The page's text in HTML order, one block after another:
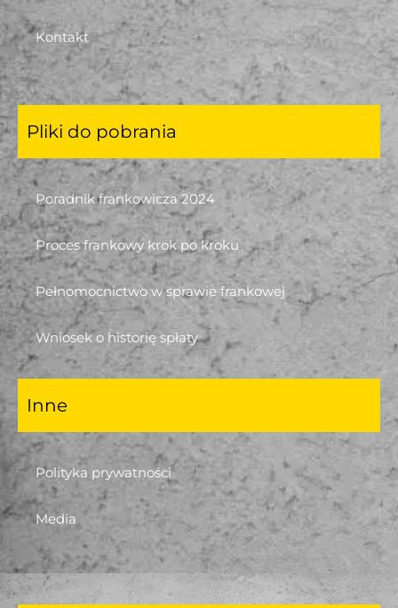
Kontakt
Pliki do pobrania
Poradnik frankowicza 2024
Proces frankowy krok po kroku
Pełnomocnictwo w sprawie frankowej
Wniosek o historię spłaty
Inne
Polityka prywatności
Media